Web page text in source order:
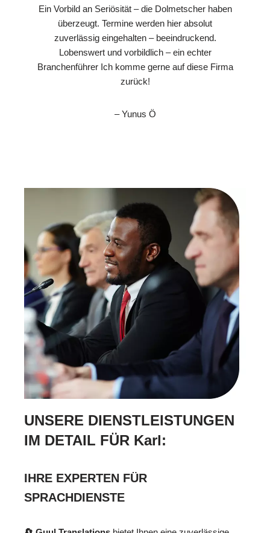
Ein Vorbild an Seriösität – die Dolmetscher haben
überzeugt. Termine werden hier absolut
zuverlässig eingehalten – beeindruckend.
Lobenswert und vorbildlich – ein echter
Branchenführer Ich komme gerne auf diese Firma
zurück!
– Yunus Ö
UNSERE DIENSTLEISTUNGEN
IM DETAIL FÜR Karl:
IHRE EXPERTEN FÜR
SPRACHDIENSTE